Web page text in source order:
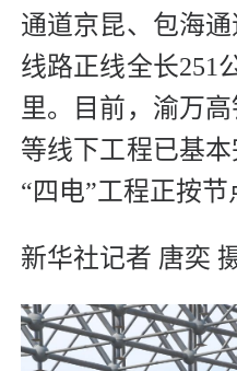
通道京昆、包海通
线路正线全长251
里。目前，渝万
等线下工程已基
“四电”工程正按节
新华社记者 唐奕